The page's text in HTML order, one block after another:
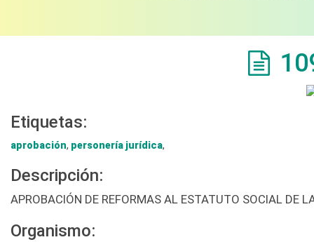
Etiquetas:
aprobación, personería jurídica,
Descripción:
APROBACIÓN DE REFORMAS AL ESTATUTO SOCIAL DE
Organismo: